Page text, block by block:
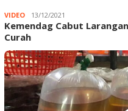
VIDEO Kurawalmedia
13/12/2021
Kemendag Cabut
Curah